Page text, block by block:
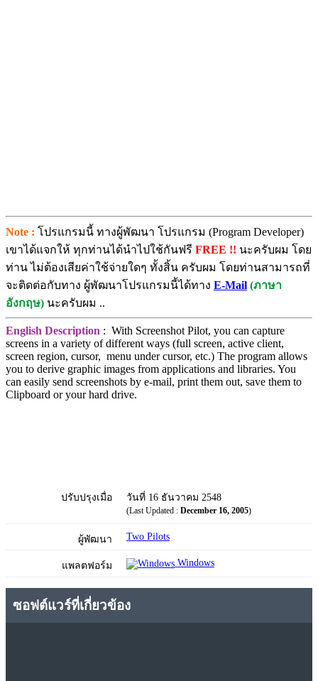
Note : โปรแกรมนี้ ทางผู้พัฒนา โปรแกรม (Program Developer)
เขาได้แจกให้ ทุกท่านได้นำไปใช้กันฟรี FREE !! นะครับผม โดย
ท่าน ไม่ต้องเสียค่าใช้จ่ายใดๆ ทั้งสิ้น ครับผม โดยท่านสามารถที่
จะติดต่อกับทาง ผู้พัฒนาโปรแกรมนี้ได้ทาง E-Mail (ภาษา
อังกฤษ) นะครับผม ..
English Description : With Screenshot Pilot, you can capture
screens in a variety of different ways (full screen, active client,
screen region, cursor, menu under cursor, etc.) The program allows
you to derive graphic images from applications and libraries. You
can easily send screenshots by e-mail, print them out, save them to
Clipboard or your hard drive.
ปรับปรุงเมื่อ วันที่ 16 ธันวาคม 2548
(Last Updated : December 16, 2005)
ผู้พัฒนา Two Pilots
แพลตฟอร์ม Windows
ซอฟต์แวร์ที่เกี่ยวข้อง